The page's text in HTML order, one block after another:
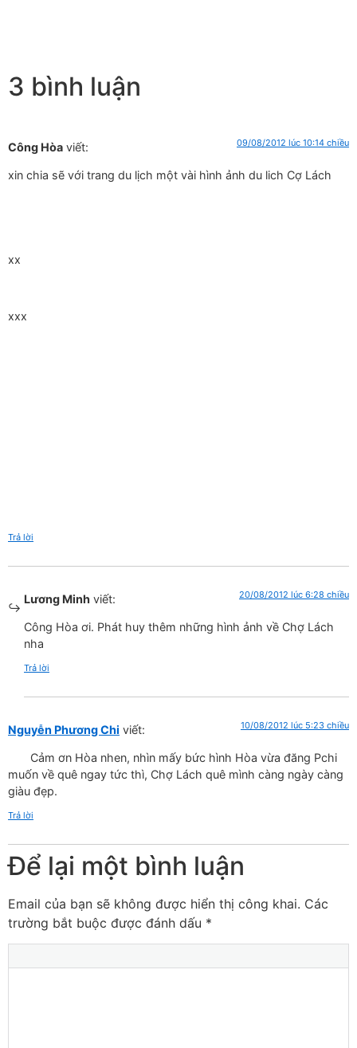
3 bình luận
Công Hòa viết: 09/08/2012 lúc 10:14 chiều
xin chia sẽ với trang du lịch một vài hình ảnh du lich Cợ Lách
xx
xxx
Trả lời
Lương Minh viết: 20/08/2012 lúc 6:28 chiều
Công Hòa ơi. Phát huy thêm những hình ảnh về Chợ Lách
nha
Trả lời
Nguyễn Phương Chi viết: 10/08/2012 lúc 5:23 chiều
Cảm ơn Hòa nhen, nhìn mấy bức hình Hòa vừa đăng Pchi
muốn về quê ngay tức thì, Chợ Lách quê mình càng ngày càng
giàu đẹp.
Trả lời
Để lại một bình luận
Email của bạn sẽ không được hiển thị công khai. Các
trường bắt buộc được đánh dấu *